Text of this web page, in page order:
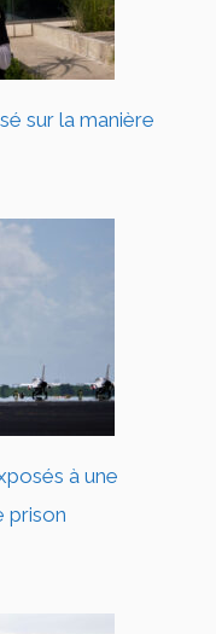
sur la manière
à une
prison